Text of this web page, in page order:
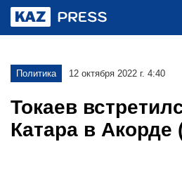
Политика 12 октября 2022 г. 4:40
Токаев
Катара в Акорде